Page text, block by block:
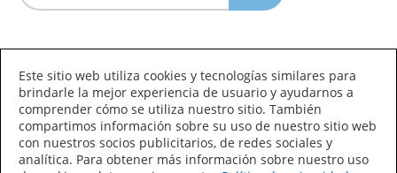
Este sitio web utiliza cookies y tecnologías similares para
brindarle la mejor experiencia de usuario y ayudarnos a
comprender cómo se utiliza nuestro sitio. También
compartimos información sobre su uso de nuestro sitio web
con nuestros socios publicitarios, de redes sociales y
analítica. Para obtener más información sobre nuestro uso